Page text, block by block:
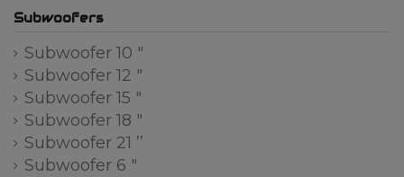
Subwoofers
Subwoofer 10 "
Subwoofer 12 "
Subwoofer 15 "
Subwoofer 18 "
Subwoofer 21 ʼʼ
Subwoofer 6 "